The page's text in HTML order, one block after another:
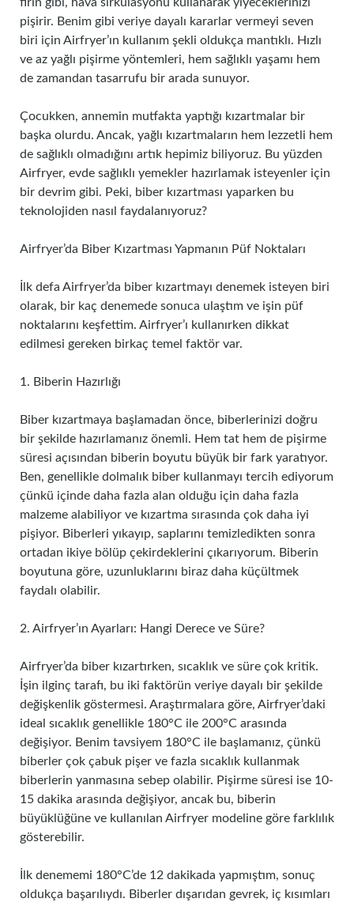
pişirir. Benim gibi veriye dayalı kararlar vermeyi seven
biri için Airfryer’ın kullanım şekli oldukça mantıklı. Hızlı
ve az yağlı pişirme yöntemleri, hem sağlıklı yaşamı hem
de zamandan tasarrufu bir arada sunuyor.
Çocukken, annemin mutfakta yaptığı kızartmalar bir
başka olurdu. Ancak, yağlı kızartmaların hem lezzetli hem
de sağlıklı olmadığını artık hepimiz biliyoruz. Bu yüzden
Airfryer, evde sağlıklı yemekler hazırlamak isteyenler için
bir devrim gibi. Peki, biber kızartması yaparken bu
teknolojiden nasıl faydalanıyoruz?
Airfryer’da Biber Kızartması Yapmanın Püf Noktaları
İlk defa Airfryer’da biber kızartmayı denemek isteyen biri
olarak, bir kaç denemede sonuca ulaştım ve işin püf
noktalarını keşfettim. Airfryer’ı kullanırken dikkat
edilmesi gereken birkaç temel faktör var.
1. Biberin Hazırlığı
Biber kızartmaya başlamadan önce, biberlerinizi doğru
bir şekilde hazırlamanız önemli. Hem tat hem de pişirme
süresi açısından biberin boyutu büyük bir fark yaratıyor.
Ben, genellikle dolmalık biber kullanmayı tercih ediyorum
çünkü içinde daha fazla alan olduğu için daha fazla
malzeme alabiliyor ve kızartma sırasında çok daha iyi
pişiyor. Biberleri yıkayıp, saplarını temizledikten sonra
ortadan ikiye bölüp çekirdeklerini çıkarıyorum. Biberin
boyutuna göre, uzunluklarını biraz daha küçültmek
faydalı olabilir.
2. Airfryer’ın Ayarları: Hangi Derece ve Süre?
Airfryer’da biber kızartırken, sıcaklık ve süre çok kritik.
İşin ilginç tarafı, bu iki faktörün veriye dayalı bir şekilde
değişkenlik göstermesi. Araştırmalara göre, Airfryer’daki
ideal sıcaklık genellikle 180°C ile 200°C arasında
değişiyor. Benim tavsiyem 180°C ile başlamanız, çünkü
biberler çok çabuk pişer ve fazla sıcaklık kullanmak
biberlerin yanmasına sebep olabilir. Pişirme süresi ise 10-
15 dakika arasında değişiyor, ancak bu, biberin
büyüklüğüne ve kullanılan Airfryer modeline göre farklılık
gösterebilir.
İlk denememi 180°C’de 12 dakikada yapmıştım, sonuç
oldukça başarılıydı. Biberler dışarıdan gevrek, iç kısımları